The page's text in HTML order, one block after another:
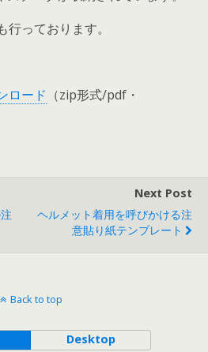
行っております。
ロード （zip形式/pdf・
Next Post
ヘルメット着用を呼びかける注
意貼り紙テンプレート
Back to top
Desktop